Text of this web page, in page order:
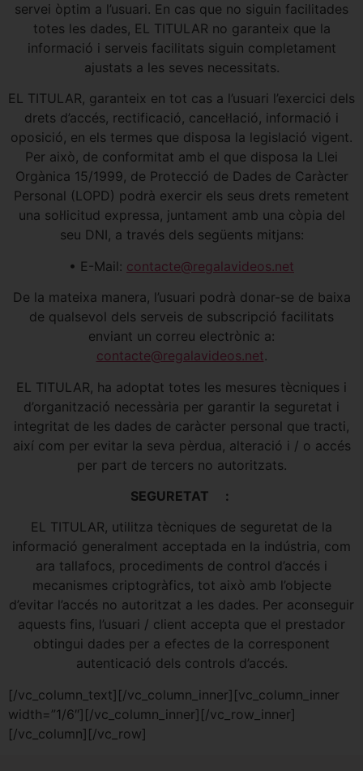
servei òptim a l’usuari. En cas que no siguin facilitades
totes les dades, EL TITULAR no garanteix que la
informació i serveis facilitats siguin completament
ajustats a les seves necessitats.
EL TITULAR, garanteix en tot cas a l’usuari l’exercici dels
drets d’accés, rectificació, cancel·lació, informació i
oposició, en els termes que disposa la legislació vigent.
Per això, de conformitat amb el que disposa la Llei
Orgànica 15/1999, de Protecció de Dades de Caràcter
Personal (LOPD) podrà exercir els seus drets remetent
una sol·licitud expressa, juntament amb una còpia del
seu DNI, a través dels següents mitjans:
• E-Mail: contacte@regalavideos.net
De la mateixa manera, l’usuari podrà donar-se de baixa
de qualsevol dels serveis de subscripció facilitats
enviant un correu electrònic a:
contacte@regalavideos.net.
EL TITULAR, ha adoptat totes les mesures tècniques i
d’organització necessària per garantir la seguretat i
integritat de les dades de caràcter personal que tracti,
així com per evitar la seva pèrdua, alteració i / o accés
per part de tercers no autoritzats.
SEGURETAT :
EL TITULAR, utilitza tècniques de seguretat de la
informació generalment acceptada en la indústria, com
ara tallafocs, procediments de control d’accés i
mecanismes criptogràfics, tot això amb l’objecte
d’evitar l’accés no autoritzat a les dades. Per aconseguir
aquests fins, l’usuari / client accepta que el prestador
obtingui dades per a efectes de la corresponent
autenticació dels controls d’accés.
[/vc_column_text][/vc_column_inner][vc_column_inner
width=”1/6″][/vc_column_inner][/vc_row_inner]
[/vc_column][/vc_row]